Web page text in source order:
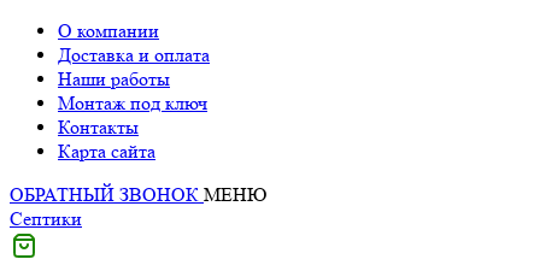
О компании
Доставка и оплата
Наши работы
Монтаж под ключ
Контакты
Карта сайта
ОБРАТНЫЙ ЗВОНОК МЕНЮ
Септики